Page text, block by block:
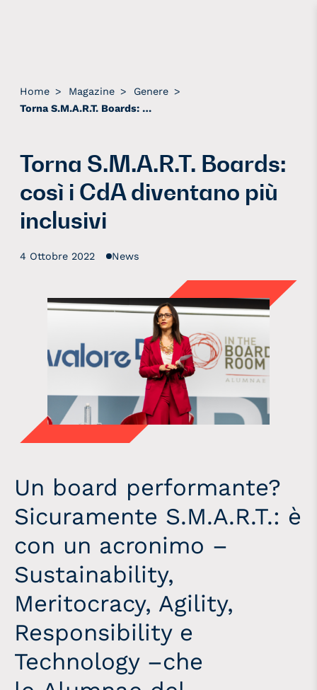
Home > Magazine > Genere >
Torna S.M.A.R.T. Boards: così i CdA diventano più inclusivi
Torna S.M.A.R.T. Boards:
così i CdA diventano più
inclusivi
4 Ottobre 2022 News
Un board performante?
Sicuramente S.M.A.R.T.: è
con un acronimo –
Sustainability,
Meritocracy, Agility,
Responsibility e
Technology –che